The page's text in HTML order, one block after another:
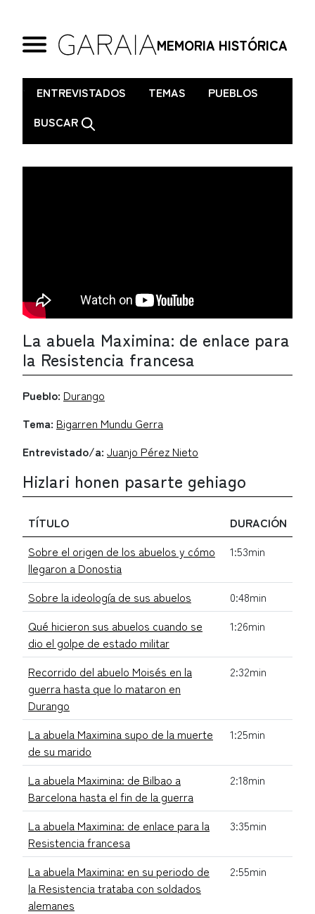
MEMORIA HISTÓRICA
. ENTREVISTADOS TEMAS
PUEBLOS
BUSCAR
La abuela Maximina: de enlace para
la Resistencia francesa
Pueblo: Durango
Tema: Bigarren Mundu Gerra
Entrevistado/a: Juanjo Pérez Nieto
Hizlari honen pasarte gehiago
TÍTULO
DURACIÓN
Sobre el origen de los abuelos y cómo
llegaron a Donostia
1:53min
Sobre la ideología de sus abuelos
0:48min
Qué hicieron sus abuelos cuando se
dio el golpe de estado militar
1:26min
Recorrido del abuelo Moisés en la
guerra hasta que lo mataron en
Durango
2:32min
La abuela Maximina supo de la muerte
de su marido
1:25min
La abuela Maximina: de Bilbao a
Barcelona hasta el fin de la guerra
2:18min
La abuela Maximina: de enlace para la
Resistencia francesa
3:35min
La abuela Maximina: en su periodo de
la Resistencia trataba con soldados
alemanes
2:55min